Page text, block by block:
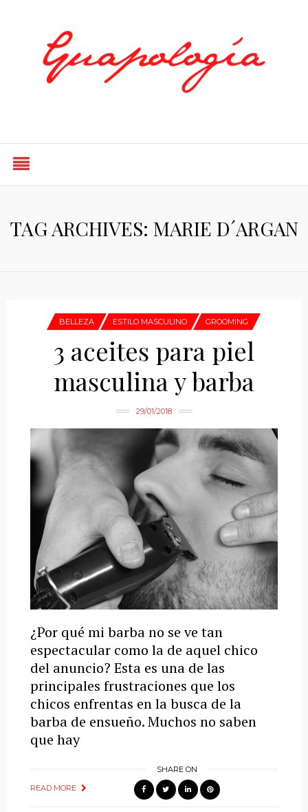
TAG ARCHIVES: MARIE D´ARGAN
BELLEZA ESTILO MASCULINO GROOMING
3 aceites para piel
masculina y barba
29/01/2018
¿Por qué mi barba no se ve tan
espectacular como la de aquel chico
del anuncio? Esta es una de las
principales frustraciones que los
chicos enfrentas en la busca de la
barba de ensueño. Muchos no saben
que hay
READ MORE
SHARE ON